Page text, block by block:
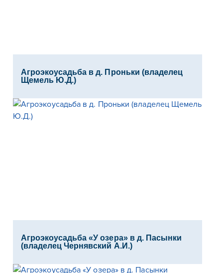
Агроэкоусадьба в д. Проньки (владелец
Щемель Ю.Д.)
Агроэкоусадьба «У озера» в д. Пасынки
(владелец Чернявский А.И.)